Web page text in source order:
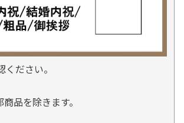
ださい。
品を除きます。